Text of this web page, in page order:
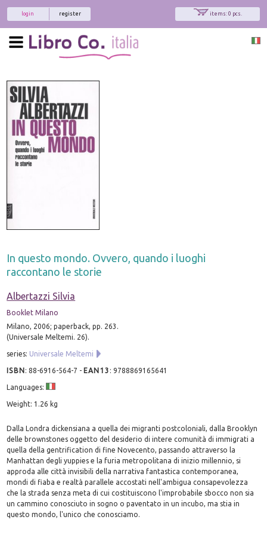
items: 0 pcs.
register
login
In questo mondo. Ovvero, quando i luoghi
raccontano le storie
Albertazzi Silvia
Booklet Milano
Milano, 2006; paperback, pp. 263.
(Universale Meltemi. 26).
series: Universale Meltemi
ISBN:88-6916-564-7 - EAN13 :9788869165641
Languages:
Weight: 1.26 kg
Dalla Londra dickensiana a quella dei migranti postcoloniali, dalla Brooklyn
delle brownstones oggetto del desiderio di intere comunità di immigrati a
quella della gentrification di fine Novecento, passando attraverso la
Manhattan degli yuppies e la furia metropolitana di inizio millennio, si
approda alle città invisibili della narrativa fantastica contemporanea,
mondi di fiaba e realtà parallele accostati nell'ambigua consapevolezza
che la strada senza meta di cui costituiscono l'improbabile sbocco non sia
un cammino conosciuto in sogno o paventato in un incubo, ma stia in
questo mondo, l'unico che conosciamo.